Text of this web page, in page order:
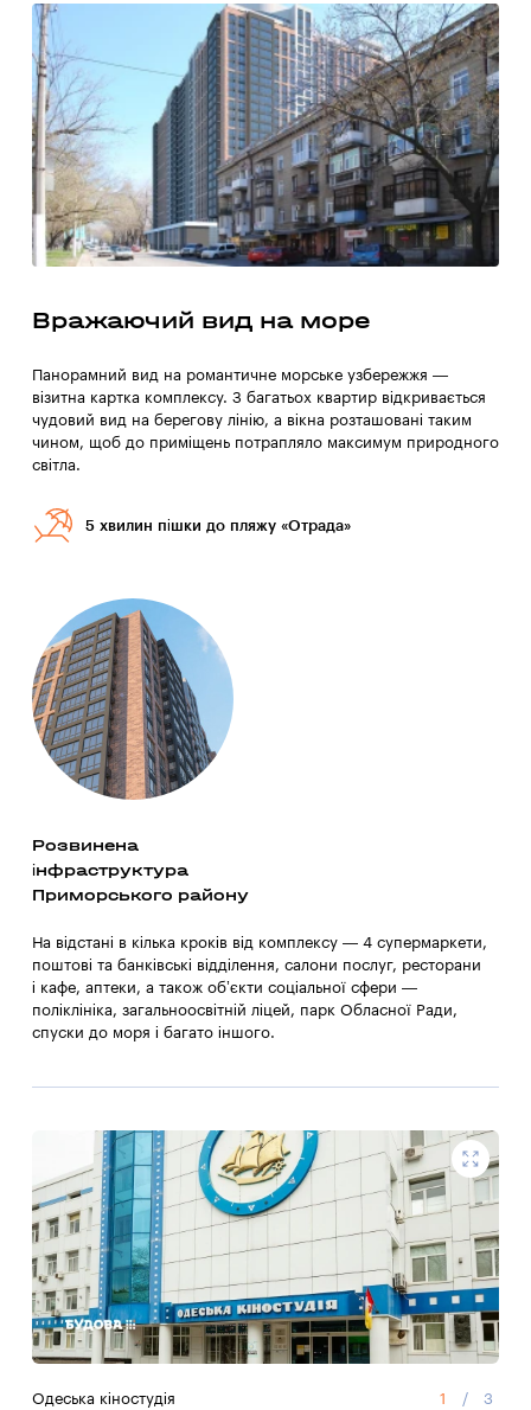
Вражаючий вид на море
Панорамний вид на романтичне морське узбережжя —
візитна картка комплексу. З багатьох квартир відкривається
чудовий вид на берегову лінію, а вікна розташовані таким
чином, щоб до приміщень потрапляло максимум природного
світла.
5 хвилин пішки до пляжу «Отрада»
Розвинена
інфраструктура
Приморського району
На відстані в кілька кроків від комплексу — 4 супермаркети,
поштові та банківські відділення, салони послуг, ресторани
і кафе, аптеки, а також об’єкти соціальної сфери —
поліклініка, загальноосвітній ліцей, парк Обласної Ради,
спуски до моря і багато іншого.
Одеська кіностудія 1 / 3